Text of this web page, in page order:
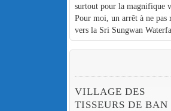
surtout pour la magnifique
Pour moi, un arrêt à ne pas
vers la Sri Sungwan
VILLAGE DES
TISSEURS DE BAN